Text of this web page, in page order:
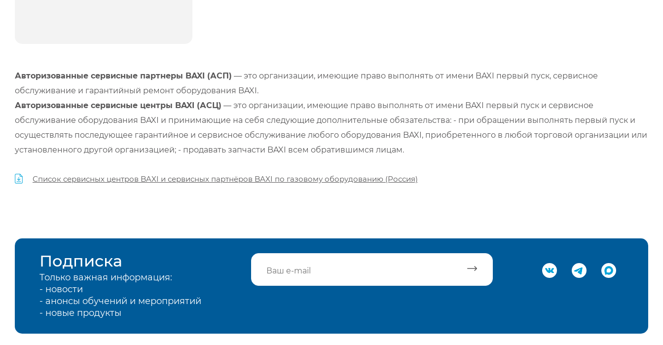
Авторизованные сервисные партнеры BAXI (АСП) — это организации, имеющие право выполнять от имени BAXI первый пуск, сервисное
обслуживание и гарантийный ремонт оборудования BAXI.
Авторизованные сервисные центры BAXI (АСЦ) — это организации, имеющие право выполнять от имени BAXI первый пуск и сервисное
обслуживание оборудования BAXI и принимающие на себя следующие дополнительные обязательства: - при обращении выполнять первый пуск и
осуществлять последующее гарантийное и сервисное обслуживание любого оборудования BAXI, приобретенного в любой торговой организации или
установленного другой организацией; - продавать запчасти BAXI всем обратившимся лицам.
Список сервисных центров BAXI и сервисных партнёров BAXI по газовому оборудованию (Россия)
Подписка
Только важная информация:
- новости
- анонсы обучений и мероприятий
- новые продукты